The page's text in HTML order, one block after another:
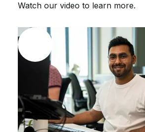
Watch our video to learn more.